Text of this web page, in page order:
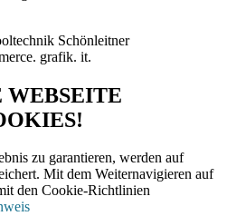
Schönleitner
WEBSEITE
zu garantieren, werden auf
Mit dem Weiternavigieren auf
den Cookie-Richtlinien